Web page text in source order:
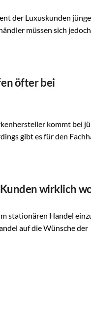
der Luxuskunden
müssen sich
öfter bei
kommt bei
gibt es für den
wirklich
stationären Handel
auf die Wünsche der